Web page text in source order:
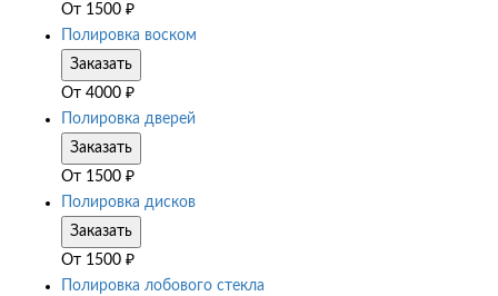
От 1500 ₽
Полировка воском
Заказать
От 4000 ₽
Полировка дверей
Заказать
От 1500 ₽
Полировка дисков
Заказать
От 1500 ₽
Полировка лобового стекла